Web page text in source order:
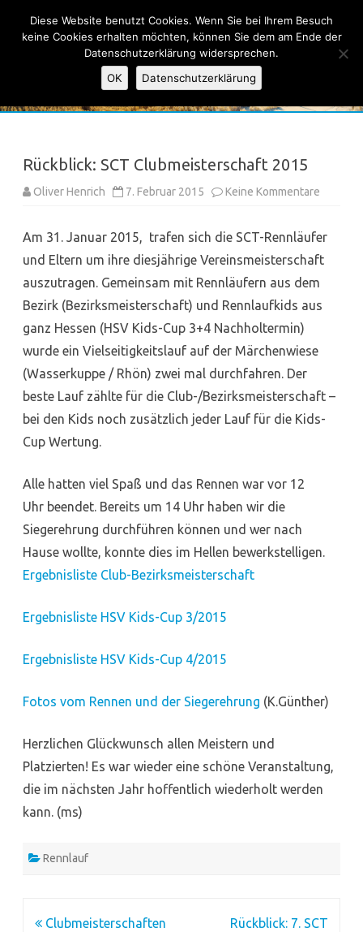
Ski-Club Taunus e.V.
Rückblick: SCT Clubmeisterschaft 2015
Oliver Henrich 7. Februar 2015 Keine Kommentare
2015
Am 31. Januar 2015, trafen sich die SCT-Rennläufer
und Eltern um ihre diesjährige Vereinsmeisterschaft
auszutragen. Gemeinsam mit Rennläufern aus dem
Bezirk (Bezirksmeisterschaft) und Rennlaufkids aus
ganz Hessen (HSV Kids-Cup 3+4 Nachholtermin)
wurde ein Vielseitigkeitslauf auf der Märchenwiese
(Wasserkuppe / Rhön) zwei mal durchfahren. Der
beste Lauf zählte für die Club-/Bezirksmeisterschaft –
bei den Kids noch zusätzlich jeder Lauf für die Kids-
Cup Wertung.
Alle hatten viel Spaß und das Rennen war vor 12
Uhr beendet. Bereits um 14 Uhr haben wir die
Siegerehrung durchführen können und wer nach
Hause wollte, konnte dies im Hellen bewerkstelligen.
Ergebnisliste Club-Bezirksmeisterschaft
Ergebnisliste HSV Kids-Cup 3/2015
Ergebnisliste HSV Kids-Cup 4/2015
Fotos vom Rennen und der Siegerehrung (K.Günther)
Herzlichen Glückwunsch allen Meistern und
Platzierten! Es war wieder eine schöne Veranstaltung,
die im nächsten Jahr hoffentlich wiederholt werden
kann. (ms)
Rennlauf
Beitragsnavigation
Clubmeisterschaften
Rückblick: 7. SCT
Diese Website benutzt Cookies. Wenn Sie bei Ihrem Besuch
keine Cookies erhalten möchten, können Sie dem am Ende der
Datenschutzerklärung widersprechen.
OK
Datenschutzerklärung